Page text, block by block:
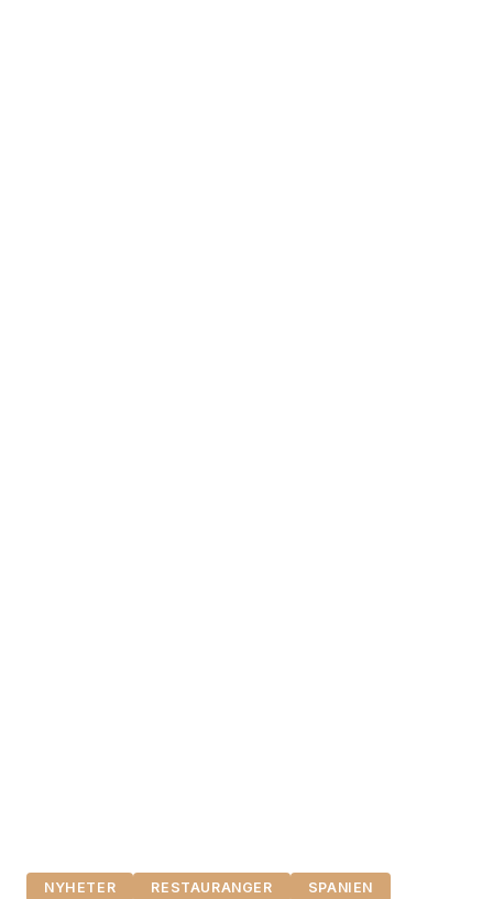
NYHETER RESTAURANGER SPANIEN